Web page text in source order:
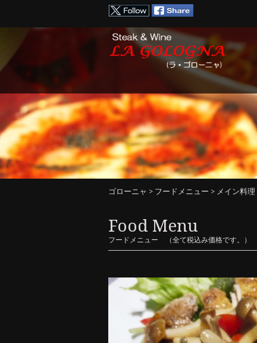
ゴローニャ > フードメニュー > メイン料理
Food Menu
フードメニュー （全て税込み価格です。）